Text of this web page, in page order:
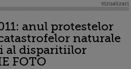
vizualizari
anul protestelor
naturale
al disparitiilor
FOTO